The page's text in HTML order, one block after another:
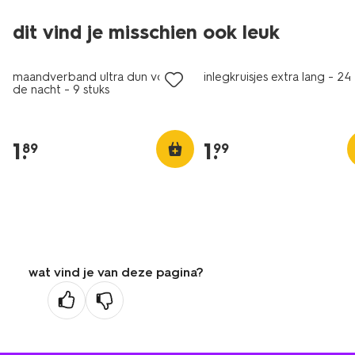
dit vind je misschien ook leuk
2+1 gratis
met je HEMA pas
maandverband ultra dun voor
de nacht - 9 stuks
1.
89
2+1 gratis
met je HEMA pas
inlegkruisjes extra lang - 24
1.
99
wat vind je van deze pagina?